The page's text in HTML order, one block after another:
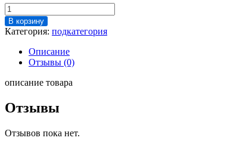
Количество
товара
Винт
цилиндр.
внутр.
DIN
912
В корзину
Категория: подкатегория
Описание
Отзывы (0)
описание товара
Отзывы
Отзывов пока нет.